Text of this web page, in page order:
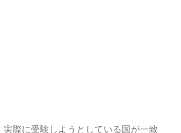
際に受験しようとしている国が一致